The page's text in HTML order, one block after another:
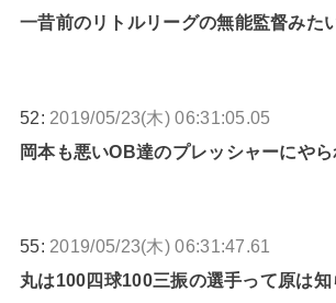
一昔前のリトルリーグの無能監督みた
52: 2019/05/23(木) 06:31:05.05
岡本も悪いOB達のプレッシャーにや
55: 2019/05/23(木) 06:31:47.61
丸は100四球100三振の選手って原は